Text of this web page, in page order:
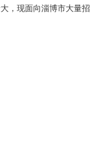
，现面向淄博市大量招